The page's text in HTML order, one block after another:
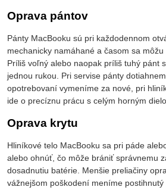
Oprava pántov
Pánty MacBooku sú pri každodennom
mechanicky namáhané a časom sa
Príliš voľný alebo naopak príliš tuhý pánt
jednou rukou. Pri servise pánty
opotrebovaní vymeníme za nové, pri
ide o precíznu prácu s celým horným
Oprava krytu
Hliníkové telo MacBooku sa pri páde
alebo ohnúť, čo môže brániť správnemu
dosadnutiu batérie. Menšie preliačiny
vážnejšom poškodení meníme